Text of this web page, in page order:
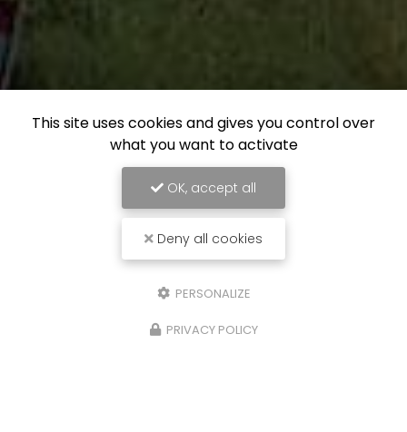
This site uses cookies and gives you control over
what you want to activate
OK, accept all
Deny all cookies
PERSONALIZE
PRIVACY POLICY